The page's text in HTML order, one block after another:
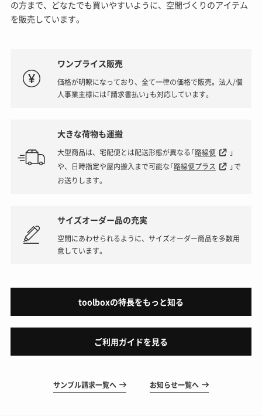
の方まで、どなたでも買いやすいように、空間づくりのアイテム
を販売しています。
ワンプライス販売
価格が明瞭になっており、全て一律の価格で販売。法人/個
人事業主様には「請求書払い」も対応しています。
大きな荷物も運搬
大型商品は、宅配便とは配送形態が異なる「路線便
」
や、日時指定や屋内搬入まで可能な「路線便プラス
」で
お送りします。
サイズオーダー品の充実
空間にあわせられるように、サイズオーダー商品を多数用
意しています。
toolboxの特長をもっと知る
ご利用ガイドを見る
サンプル請求一覧へ お知らせ一覧へ